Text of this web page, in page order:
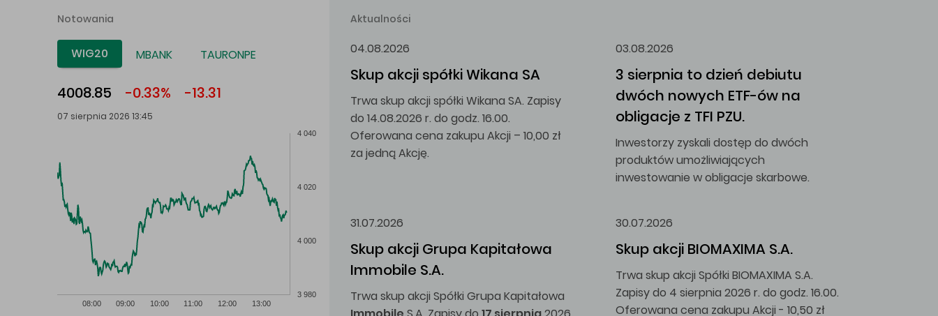
Notowania
WIG20 MBANK TAURONPE
4008.85 -0.33% -13.31
07 sierpnia 2026 13:45
08:00 09:00 10:00 11:00 12:00 13:00
3 980
4 000
4 020
4 040
Aktualności
04.08.2026
Skup akcji spółki Wikana SA
Trwa skup akcji spółki Wikana SA. Zapisy
do 14.08.2026 r. do godz. 16.00.
Oferowana cena zakupu Akcji – 10,00 zł
za jedną Akcję.
03.08.2026
3 sierpnia to dzień debiutu
dwóch nowych ETF-ów na
obligacje z TFI PZU.
Inwestorzy zyskali dostęp do dwóch
produktów umożliwiających
inwestowanie w obligacje skarbowe.
31.07.2026
Skup akcji Grupa Kapitałowa
Immobile S.A.
Trwa skup akcji Spółki Grupa Kapitałowa
30.07.2026
Skup akcji BIOMAXIMA S.A.
Trwa skup akcji Spółki BIOMAXIMA S.A.
Zapisy do 4 sierpnia 2026 r. do godz. 16.00.
Oferowana cena zakupu Akcji - 10,50 zł